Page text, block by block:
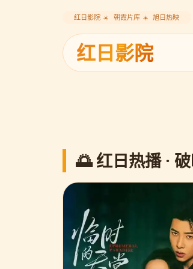
红日影院 朝霞片库 旭日热映
红日影院
🌅 红日热播 ·